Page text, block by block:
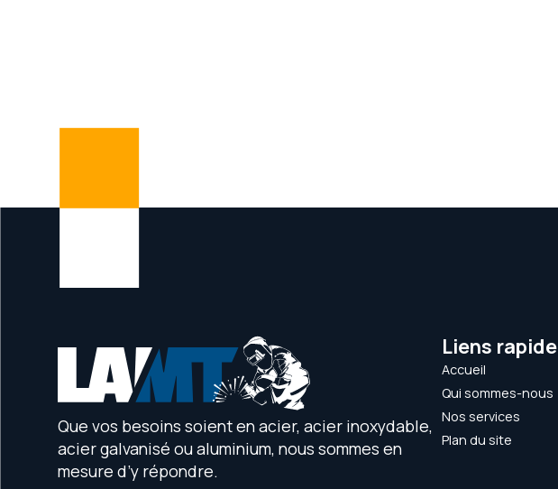
−
Que vos besoins soient en acier, acier inoxydable,
acier galvanisé ou aluminium, nous sommes en
mesure d’y répondre.
Liens rapide
Accueil
Qui sommes-nous
Nos services
Plan du site